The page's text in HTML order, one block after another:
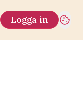
Logga in